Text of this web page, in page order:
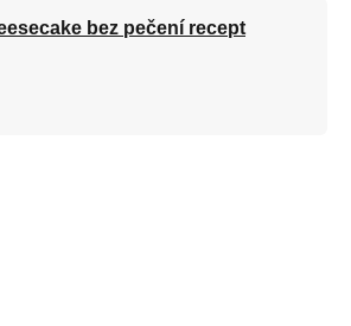
bez pečení recept